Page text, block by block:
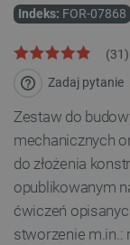
Indeks: FOR-07868
(31)
Zadaj pytanie
Zestaw do
mechanicznych
do złożenia
opublikowanym
ćwiczeń
stworzenie m.in.: